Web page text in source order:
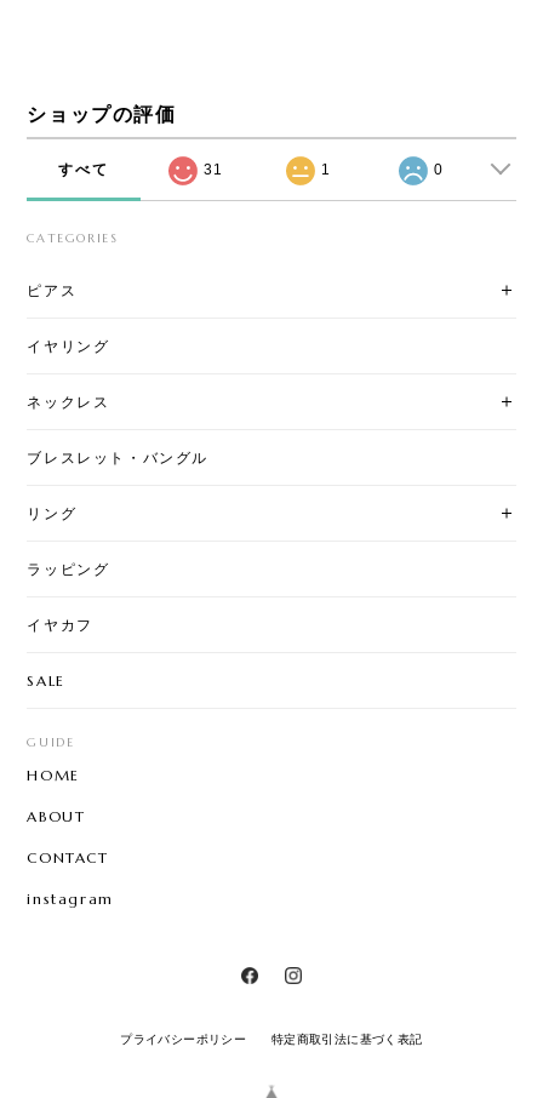
ショップの評価
すべて 31 1 0
CATEGORIES
ピアス
イヤリング
ネックレス
ブレスレット・バングル
リング
ラッピング
イヤカフ
SALE
GUIDE
HOME
ABOUT
CONTACT
instagram
プライバシーポリシー 特定商取引法に基づく表記